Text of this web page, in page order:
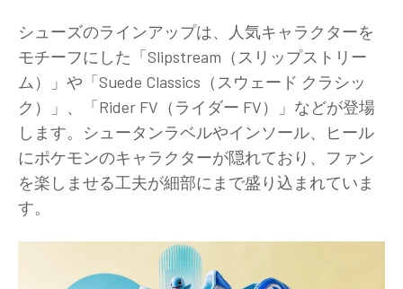
シューズのラインアップは、人気キャラクターを
モチーフにした「Slipstream（スリップストリー
ム）」や「Suede Classics（スウェード クラシッ
ク）」、「Rider FV（ライダー FV）」などが登場
します。シュータンラベルやインソール、ヒール
にポケモンのキャラクターが隠れており、ファン
を楽しませる工夫が細部にまで盛り込まれていま
す。